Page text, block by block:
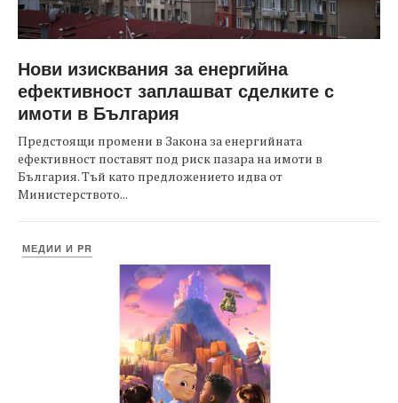
Нови изисквания за енергийна
ефективност заплашват сделките с
имоти в България
Предстоящи промени в Закона за енергийната
ефективност поставят под риск пазара на имоти в
България. Тъй като предложението идва от
Министерството...
МЕДИИ И PR